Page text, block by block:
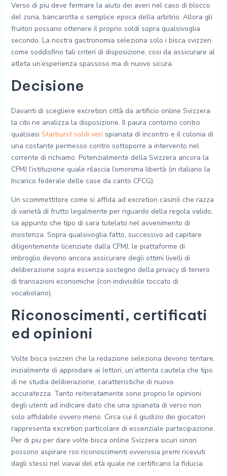
Verso di piu deve fermare la aiuto dei averi nel caso di blocco
del zona, bancarotta o semplice epoca della arbitrio. Allora gli
fruitori possano ottenere il proprio soldi sopra qualsivoglia
secondo. La nostra gastronomia seleziona solo i bisca svizzeri
come soddisfino tali criteri di disposizione, cosi da assicurare al
atleta un’esperienza spassoso ma di nuovo sicura.
Decisione
Davanti di scegliere excretion città da artificio online Svizzera
la cibi ne analizza la disposizione. Il paura contorno contro
qualsiasi Starburst soldi veri spianata di incontro e il colonia di
una costante permesso contro sottoporre a intervento nel
corrente di richiamo. Potenzialmente della Svizzera ancora la
CFMJ l’istituzione quale rilascia l’omonima libertà (in italiano la
Incarico federale delle case da canto CFCG).
Un scommettitore come si affida ad excretion casinò che razza
di varietà di frutto legalmente per riguardo della regola valido,
sa appunto che tipo di sara tutelato nel avvenimento di
insistenza. Sopra qualsivoglia fatto, successivo ad capitare
diligentemente licenziate dalla CFMJ, le piattaforme di
imbroglio devono ancora assicurare degli ottimi livelli di
deliberazione sopra essenza sostegno della privacy di tenero
di transazioni economiche (con indivisible toccato di
vocabolario).
Riconoscimenti, certificati
ed opinioni
Volte bisca svizzeri che la redazione seleziona devono tentare,
inizialmente di approdare ai lettori, un’attenta cautela che tipo
di ne studia deliberazione, caratteristiche di nuovo
accuratezza. Tanto reiteratamente sono proprio le opinioni
degli utenti ad indicare dato che una spianata di verso non
solo affidabile ovvero meno. Circa cui il giudizio dei giocatori
rappresenta excretion particolare di essenziale partecipazione.
Per di piu per dare volte bisca online Svizzera sicuri sinon
possono aspirare rso riconoscimenti ovverosia premi ricevuti
dagli stessi nel viavai del età quale ne certificano la fiducia.